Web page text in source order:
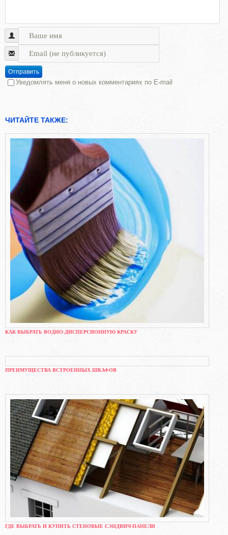
Отправить
Уведомлять меня о новых комментариях по E-mail
ЧИТАЙТЕ ТАКЖЕ:
КАК ВЫБРАТЬ ВОДНО-ДИСПЕРСИОННУЮ КРАСКУ
ПРЕИМУЩЕСТВА ВСТРОЕННЫХ ШКАФОВ
ГДЕ ВЫБРАТЬ И КУПИТЬ СТЕНОВЫЕ СЭНДВИЧ-ПАНЕЛИ